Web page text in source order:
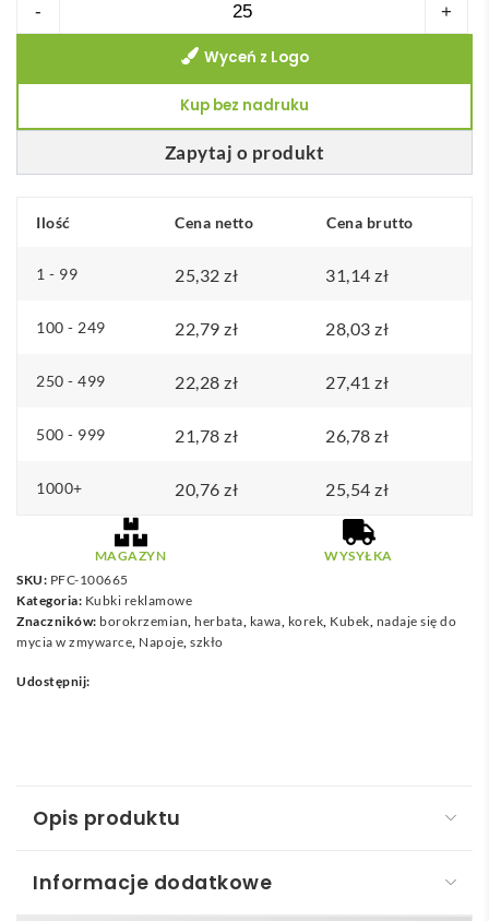
s
e
n
:
d
5
3
2
z
d
8
-
Lidan
360
korkowym
pokrywką
+
Zapytaj o produkt
Wyceń z Logo
Kup bez nadruku
Ilość Cena netto Cena brutto
1 - 99 25,32 zł 31,14 zł
100 - 249 22,79 zł 28,03 zł
250 - 499 22,28 zł 27,41 zł
500 - 999 21,78 zł 26,78 zł
1000+ 20,76 zł 25,54 zł
MAGAZYN
WYSYŁKA
SKU: PFC-100665
Kategoria: Kubki reklamowe
Znaczników: borokrzemian, herbata, kawa, korek, Kubek, nadaje się do
mycia w zmywarce, Napoje, szkło
Udostępnij:
Opis produktu
Informacje dodatkowe